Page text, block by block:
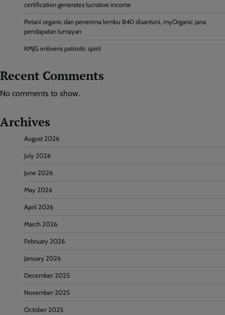
certification generates lucrative income
Petani organic dan penerima lembu B40 disantuni, myOrganic jana
pendapatan lumayan
KMJG enlivens patriotic spirit
Recent Comments
No comments to show.
Archives
August 2026
July 2026
June 2026
May 2026
April 2026
March 2026
February 2026
January 2026
December 2025
November 2025
October 2025